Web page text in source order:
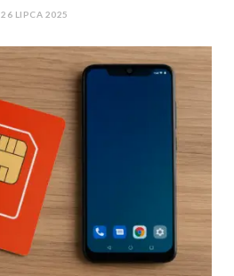
26 LIPCA 2025